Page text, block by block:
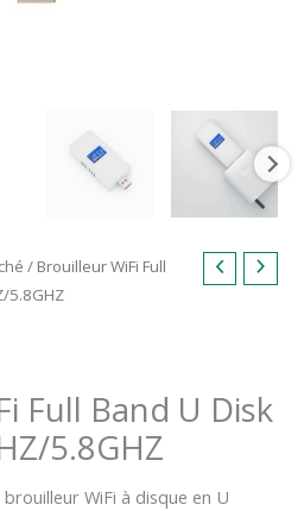
/ Brouilleur WiFi Full
5.8GHZ
Full Band U Disk
5.8GHZ
WiFi à disque en U